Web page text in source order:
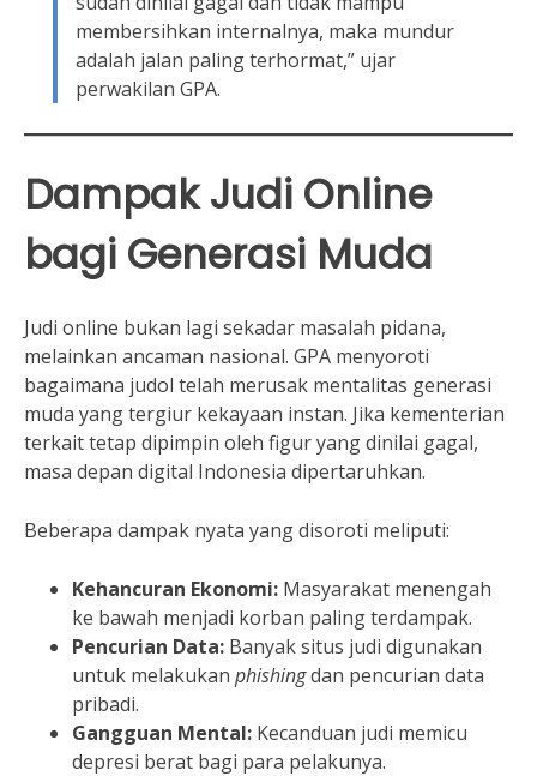
membersihkan internalnya, maka mundur
adalah jalan paling terhormat,” ujar
perwakilan GPA.
Dampak Judi Online
bagi Generasi Muda
Judi online bukan lagi sekadar masalah pidana,
melainkan ancaman nasional. GPA menyoroti
bagaimana judol telah merusak mentalitas generasi
muda yang tergiur kekayaan instan. Jika kementerian
terkait tetap dipimpin oleh figur yang dinilai gagal,
masa depan digital Indonesia dipertaruhkan.
Beberapa dampak nyata yang disoroti meliputi:
Kehancuran Ekonomi: Masyarakat menengah
ke bawah menjadi korban paling terdampak.
Pencurian Data: Banyak situs judi digunakan
untuk melakukan phishingdan pencurian data
pribadi.
Gangguan Mental: Kecanduan judi memicu
depresi berat bagi para pelakunya.